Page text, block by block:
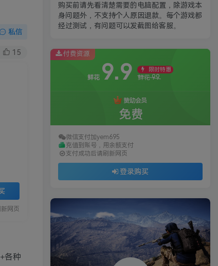
私信
15
网页
各种
购买前请先看清楚需要的电脑配置，除游戏本
身问题外，不支持个人原因退款。每个游戏都
经过测试，有问题可以发截图给客服。
付费资源
鲜花 9.9 限时特惠
鲜花 99
赞助会员
免费
微信支付加yem695
充值到账号，用余额支付
支付成功后请刷新网页
登录购买